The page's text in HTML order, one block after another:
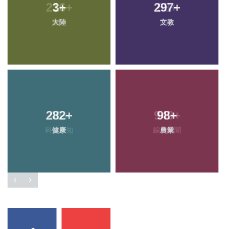
3+
大陸
297+
文教
282+
健康
98+
農業